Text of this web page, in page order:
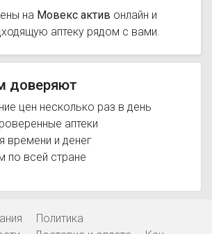
на Мовекс актив онлайн и
аптеку рядом с вами.
доверяют
цен несколько раз в день
аптеки
времени и денег
по всей стране
Политика